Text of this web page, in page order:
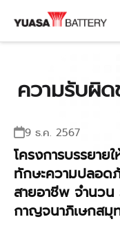
ความรับผิ
9 ธ.ค. 2567
โครงการบรรยาย
ทักษะความปลอด
สายอาชีพ จำนว
กาญจนาภิเษกสมุ